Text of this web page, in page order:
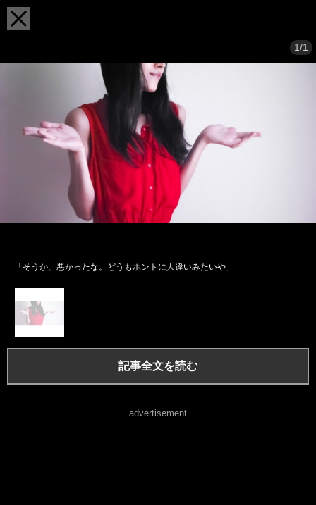
1/1
「そうか、悪かったな。どうもホントに人違いみたいや」
記事全文を読む
advertisement